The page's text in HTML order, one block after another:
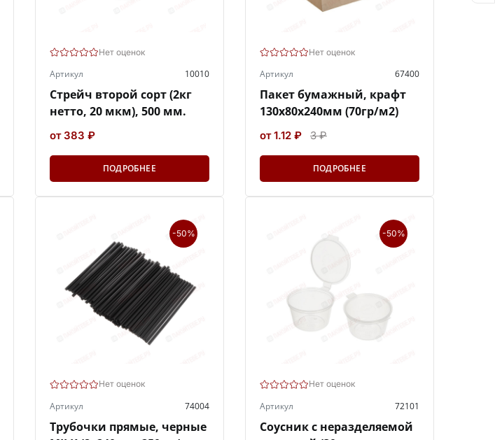
Нет оценок
Артикул 10010
Стрейч второй сорт (2кг
нетто, 20 мкм), 500 мм.
от 383 ₽
ПОДРОБНЕЕ
Нет оценок
Артикул 67400
Пакет бумажный, крафт
130х80х240мм (70гр/м2)
от 1.12 ₽ 3 ₽
ПОДРОБНЕЕ
-50%
Нет оценок
Артикул 74004
Трубочки прямые, черные
-50%
Нет оценок
Артикул 72101
Соусник с неразделяемой